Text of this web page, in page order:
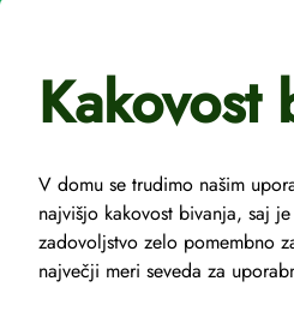
Kakovost
V domu se trudimo našim
najvišjo kakovost bivanja, saj
zadovoljstvo zelo pomembno
največji meri seveda za